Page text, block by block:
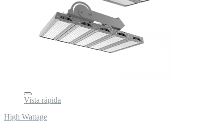
Vista rápida
High Wattage